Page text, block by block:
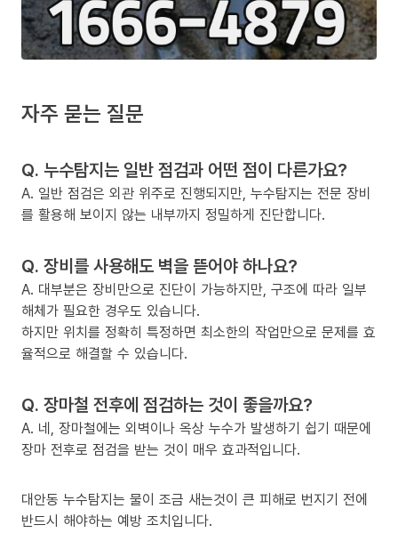
자주 묻는 질문
Q. 누수탐지는 일반 점검과 어떤 점이 다른가요?
A. 일반 점검은 외관 위주로 진행되지만, 누수탐지는 전문 장비
를 활용해 보이지 않는 내부까지 정밀하게 진단합니다.
Q. 장비를 사용해도 벽을 뜯어야 하나요?
A. 대부분은 장비만으로 진단이 가능하지만, 구조에 따라 일부
해체가 필요한 경우도 있습니다.
하지만 위치를 정확히 특정하면 최소한의 작업만으로 문제를 효
율적으로 해결할 수 있습니다.
Q. 장마철 전후에 점검하는 것이 좋을까요?
A. 네, 장마철에는 외벽이나 옥상 누수가 발생하기 쉽기 때문에
장마 전후로 점검을 받는 것이 매우 효과적입니다.
대안동 누수탐지는 물이 조금 새는것이 큰 피해로 번지기 전에
반드시 해야하는 예방 조치입니다.